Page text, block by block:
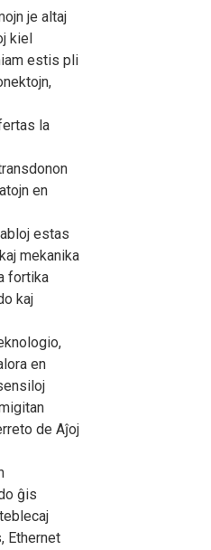
je altaj
kiel
estis pli
la
en
estas
mekanika
fortika
kaj
en
de Aĵoj
ĝis
Ethernet